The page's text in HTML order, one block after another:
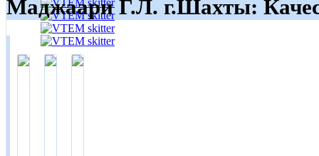
Маджаари Г.Л. г.Шахты: